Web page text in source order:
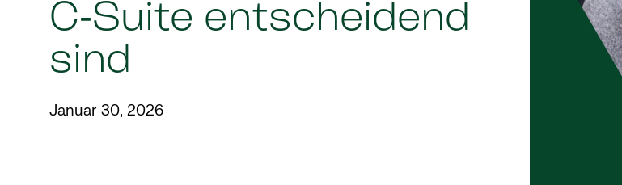
C‑Suite entscheidend
sind
Januar 30, 2026